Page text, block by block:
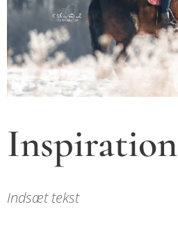
Inspiration
Indsæt tekst